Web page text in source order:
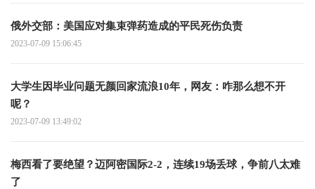
俄外交部：美国应对集束弹药造成的平民死伤负责
2023-07-09 15:06:45
大学生因毕业问题无颜回家流浪10年，网友：咋那么想不开
呢？
2023-07-09 13:49:02
梅西看了要绝望？迈阿密国际2-2，连续19场丢球，争前八太难
了